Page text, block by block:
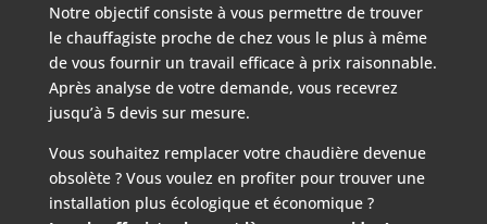
Notre objectif consiste à vous permettre de trouver
le chauffagiste proche de chez vous le plus à même
de vous fournir un travail efficace à prix raisonnable.
Après analyse de votre demande, vous recevrez
jusqu’à 5 devis sur mesure.
Vous souhaitez remplacer votre chaudière devenue
obsolète ? Vous voulez en profiter pour trouver une
installation plus écologique et économique ?